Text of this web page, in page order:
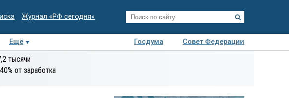
Журнал «РФ сегодня»
Ещё Госдума
Совет Федерации
тысячи
от заработка